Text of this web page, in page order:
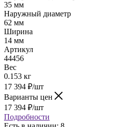
35 мм
Наружный диаметр
62 мм
Ширина
14 мм
Артикул
44456
Вес
0.153 кг
17 394 ₽/шт
Варианты цен
17 394 ₽/шт
Подробности